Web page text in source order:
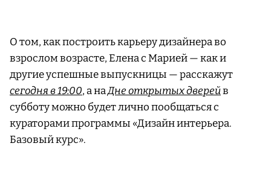
О том, как построить карьеру дизайнера во
взрослом возрасте, Елена с Марией — как и
другие успешные выпускницы — расскажут
сегодня в 19:00, а наДне открытых дверейв
субботу можно будет лично пообщаться с
кураторами программы «Дизайн интерьера.
Базовый курс».